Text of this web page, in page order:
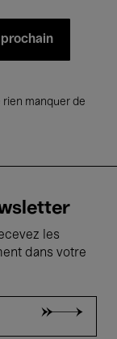
manquer de
les
dans votre